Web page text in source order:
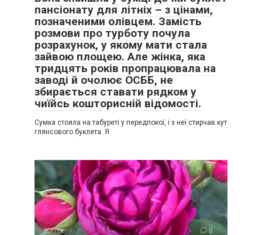
пансіонату для літніх – з цінами,
позначеними олівцем. Замість
розмови про турботу почула
розрахунок, у якому мати стала
зайвою площею. Але жінка, яка
тридцять років пропрацювала на
заводі й очолює ОСББ, не
збирається ставати рядком у
чиїйсь кошторисній відомості.
Сумка стояла на табуреті у передпокої, і з неї стирчав кут
глянсового буклета. Я
Життя 0